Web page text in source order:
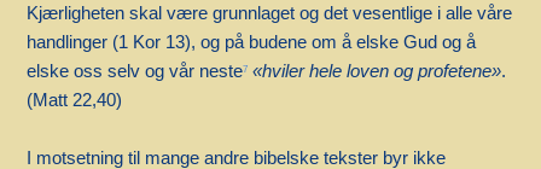
Kjærligheten skal være grunnlaget og det vesentlige i alle våre
handlinger (1 Kor 13), og på budene om å elske Gud og å
elske oss selv og vår neste7 «hviler hele loven og profetene».
(Matt 22,40)
I motsetning til mange andre bibelske tekster byr ikke